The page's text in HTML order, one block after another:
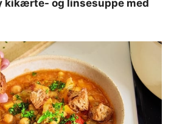
kikærte- og linsesuppe med